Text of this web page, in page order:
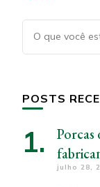
Procurando
algo?
POSTS
julho 28,